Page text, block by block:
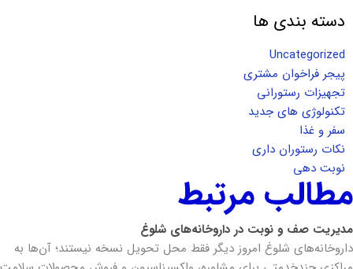
دسته بندی ها
Uncategorized
پیجر فراخوان مشتری
تجهیزات رستورانی
تکنولوژی های جدید
سفر و غذا
نکات رستوران داری
نوبت دهی
مطالب مرتبط
مدیریت صف و نوبت در داروخانه‌های شلوغ
داروخانه‌های شلوغ امروز دیگر فقط محل تحویل نسخه نیستند؛ آن‌ها به